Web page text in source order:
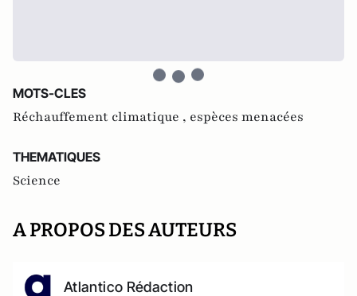
MOTS-CLES
Réchauffement climatique , espèces menacées
THEMATIQUES
Science
A PROPOS DES AUTEURS
Atlantico Rédaction